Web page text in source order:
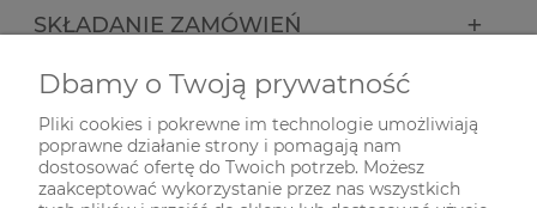
SKŁADANIE ZAMÓWIEŃ
INFORMACJE
ODWIEDŹ NAS NA
Dbamy o Twoją prywatność
Pliki cookies i pokrewne im technologie umożliwiają
poprawne działanie strony i pomagają nam
dostosować ofertę do Twoich potrzeb. Możesz
zaakceptować wykorzystanie przez nas wszystkich